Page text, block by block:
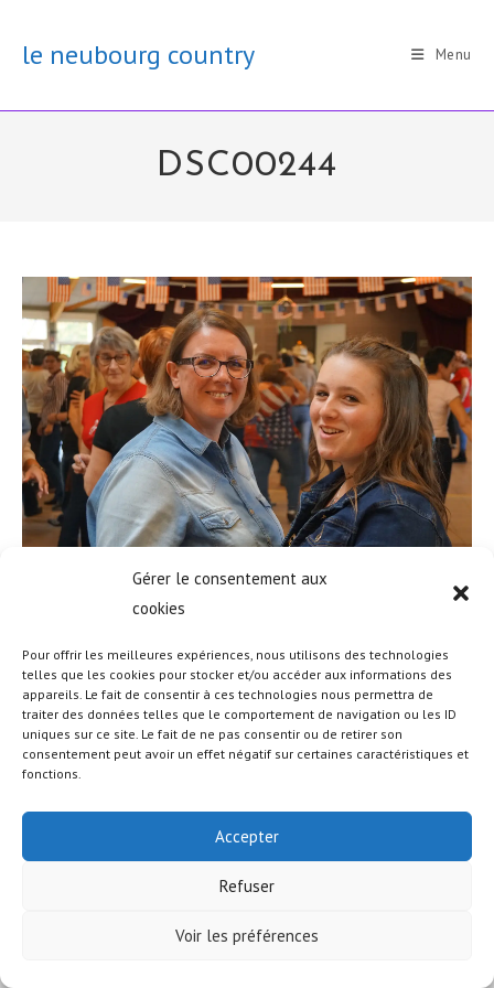
Gérer le consentement aux
cookies
Pour offrir les meilleures expériences, nous utilisons des technologies
telles que les cookies pour stocker et/ou accéder aux informations des
appareils. Le fait de consentir à ces technologies nous permettra de
traiter des données telles que le comportement de navigation ou les ID
uniques sur ce site. Le fait de ne pas consentir ou de retirer son
consentement peut avoir un effet négatif sur certaines caractéristiques et
fonctions.
Accepter
Refuser
Voir les préférences
contentle neubourg country Menu
DSC00244
© COPYRIGHT - OCEANWP THEME BY NICK